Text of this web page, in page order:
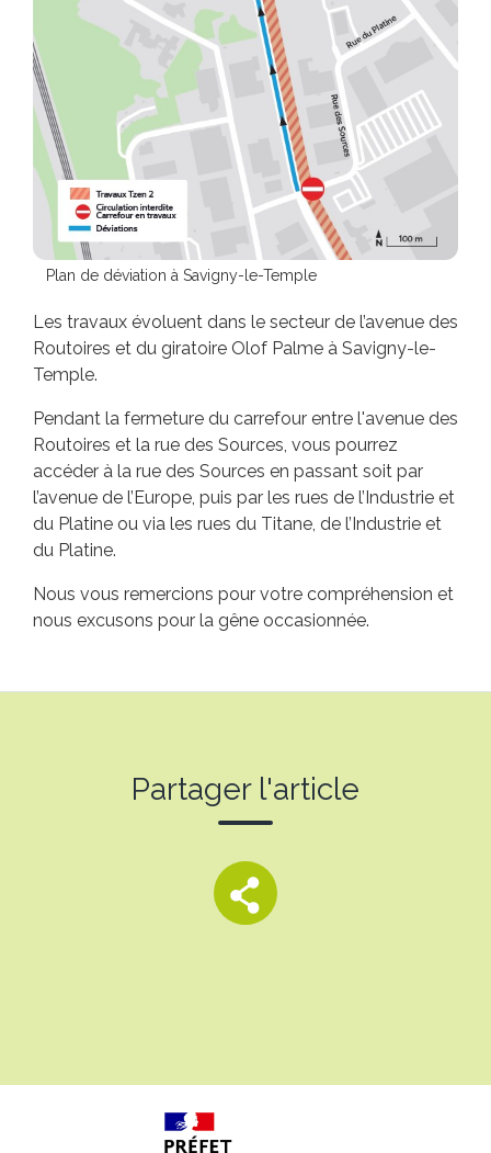
Plan de déviation à Savigny-le-Temple
Les travaux évoluent dans le secteur de l’avenue des
Routoires et du giratoire Olof Palme à Savigny-le-
Temple.
Pendant la fermeture du carrefour entre l'avenue des
Routoires et la rue des Sources, vous pourrez
accéder à la rue des Sources en passant soit par
l’avenue de l’Europe, puis par les rues de l’Industrie et
du Platine ou via les rues du Titane, de l’Industrie et
du Platine.
Nous vous remercions pour votre compréhension et
nous excusons pour la gêne occasionnée.
Partager l'article